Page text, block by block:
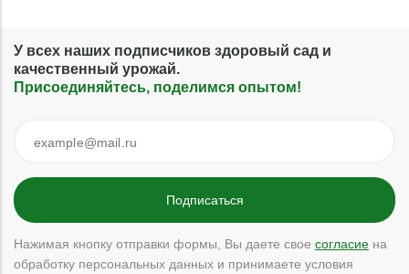
У всех наших подписчиков здоровый сад и
качественный урожай.
Присоединяйтесь, поделимся опытом!
Нажимая кнопку отправки формы, Вы даете свое согласие на
обработку персональных данных и принимаете условия